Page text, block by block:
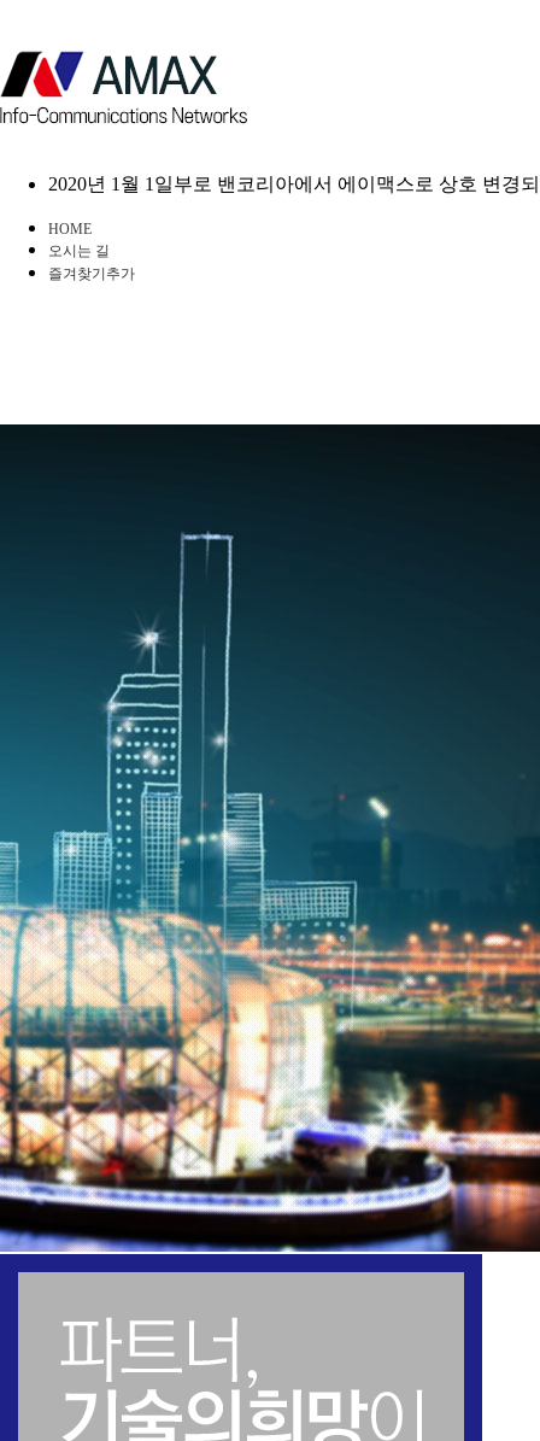
2020년 1월 1일부로 밴코리아에서 에이맥스로 상호 변경
HOME
오시는 길
즐겨찾기추가